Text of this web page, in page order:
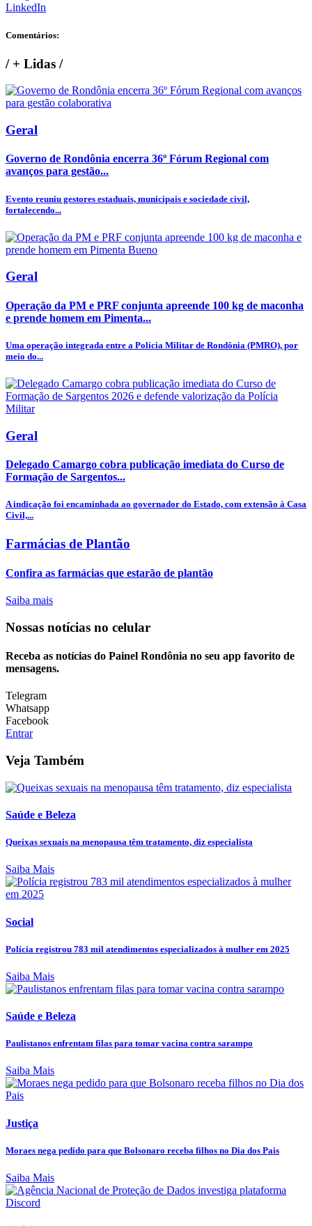
LinkedIn
Comentários:
/+ Lidas /
Geral
Governo de Rondônia encerra 36º Fórum Regional com
avanços para gestão...
Evento reuniu gestores estaduais, municipais e sociedade civil,
fortalecendo...
Geral
Operação da PM e PRF conjunta apreende 100 kg de maconha
e prende homem em Pimenta...
Uma operação integrada entre a Polícia Militar de Rondônia (PMRO), por
meio do...
Geral
Delegado Camargo cobra publicação imediata do Curso de
Formação de Sargentos...
A indicação foi encaminhada ao governador do Estado, com extensão à Casa
Civil,...
Farmácias de Plantão
Confira as farmácias que estarão de plantão
Saiba mais
Nossas notícias no celular
Receba as notícias do Painel Rondônia no seu app favorito de
mensagens.
Telegram
Whatsapp
Facebook
Entrar
Veja Também
Saúde e Beleza
Queixas sexuais na menopausa têm tratamento, diz especialista
Saiba Mais
Social
Polícia registrou 783 mil atendimentos especializados à mulher em 2025
Saiba Mais
Saúde e Beleza
Paulistanos enfrentam filas para tomar vacina contra sarampo
Saiba Mais
Justiça
Moraes nega pedido para que Bolsonaro receba filhos no Dia dos Pais
Saiba Mais